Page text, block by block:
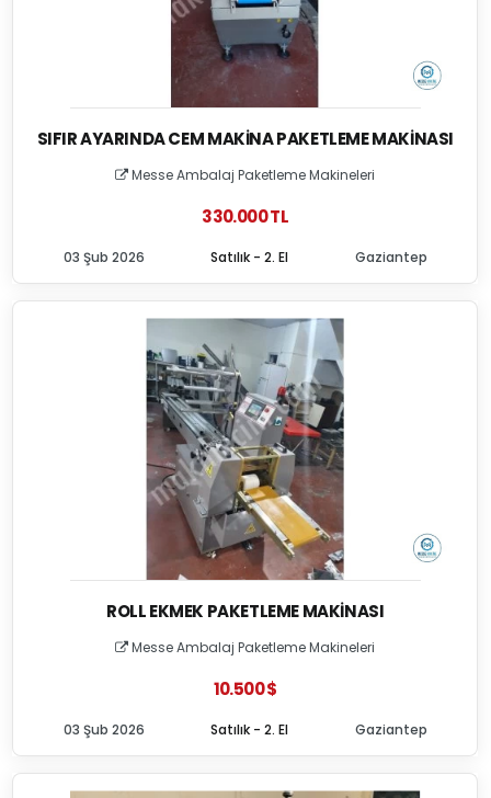
SIFIR AYARINDA CEM MAKINA PAKETLEME MAKINASI
Messe Ambalaj Paketleme Makineleri
330.000 TL
Satılık - 2. El
03 Şub 2026 Gaziantep
ROLL EKMEK PAKETLEME MAKINASI
Messe Ambalaj Paketleme Makineleri
10.500 $
Satılık - 2. El
03 Şub 2026 Gaziantep